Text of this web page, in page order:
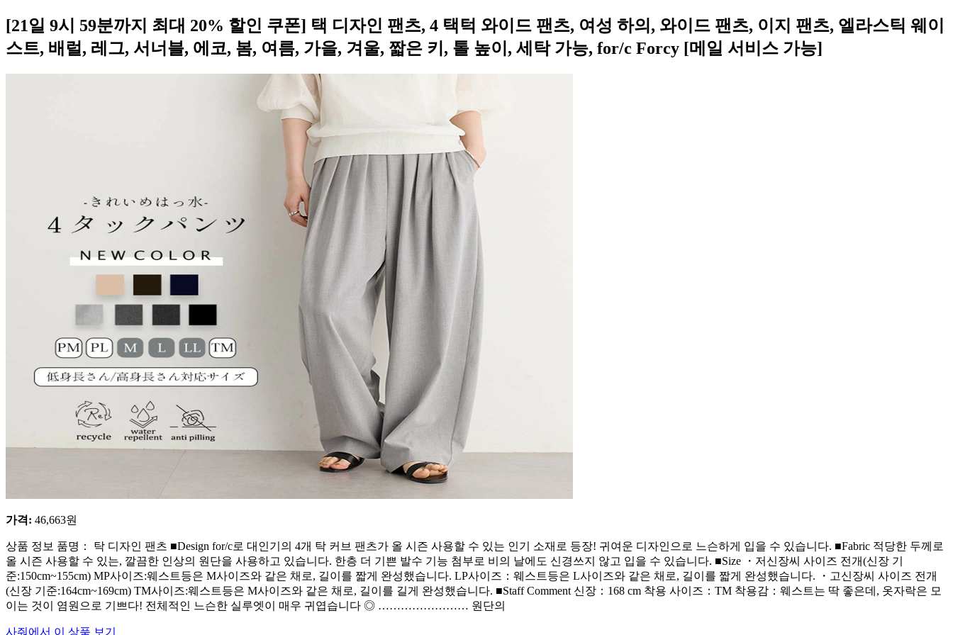
[21일 9시 59분까지 최대 20% 할인 쿠폰] 택 디자인 팬츠, 4 택턱 와이드 팬츠, 여성 하의, 와이드 팬츠, 이지 팬츠, 엘라스틱 웨이
스트, 배럴, 레그, 서너블, 에코, 봄, 여름, 가을, 겨울, 짧은 키, 톨 높이, 세탁 가능, for/c Forcy [메일 서비스 가능]
가격: 46,663원
상품 정보 품명： 탁 디자인 팬츠 ■Design for/c로 대인기의 4개 탁 커브 팬츠가 올 시즌 사용할 수 있는 인기 소재로 등장! 귀여운 디자인으로 느슨하게 입을 수 있습니다. ■Fabric 적당한 두께로
올 시즌 사용할 수 있는, 깔끔한 인상의 원단을 사용하고 있습니다. 한층 더 기쁜 발수 기능 첨부로 비의 날에도 신경쓰지 않고 입을 수 있습니다. ■Size ・저신장씨 사이즈 전개(신장 기
준:150cm~155cm) MP사이즈:웨스트등은 M사이즈와 같은 채로, 길이를 짧게 완성했습니다. LP사이즈：웨스트등은 L사이즈와 같은 채로, 길이를 짧게 완성했습니다. ・고신장씨 사이즈 전개
(신장 기준:164cm~169cm) TM사이즈:웨스트등은 M사이즈와 같은 채로, 길이를 길게 완성했습니다. ■Staff Comment 신장：168 cm 착용 사이즈：TM 착용감：웨스트는 딱 좋은데, 옷자락은 모
이는 것이 염원으로 기쁘다! 전체적인 느슨한 실루엣이 매우 귀엽습니다 ◎ …………………… 원단의
사줘에서 이 상품 보기